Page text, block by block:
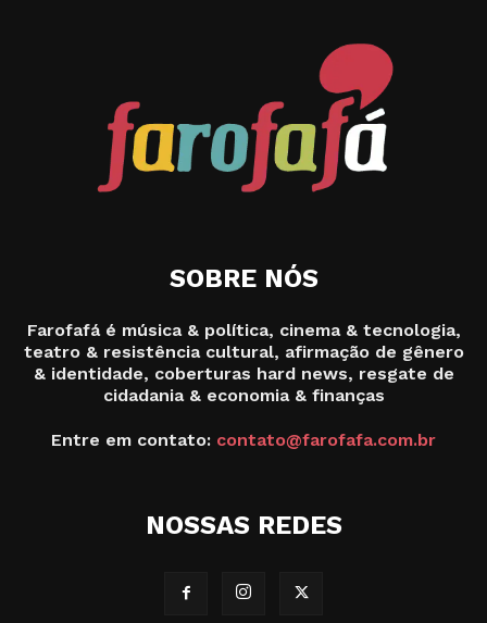
SOBRE NÓS
Farofafá é música & política, cinema & tecnologia,
teatro & resistência cultural, afirmação de gênero
& identidade, coberturas hard news, resgate de
cidadania & economia & finanças
Entre em contato: contato@farofafa.com.br
NOSSAS REDES